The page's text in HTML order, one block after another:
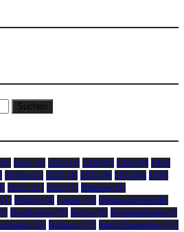
(6) 1911 (5) 1912 (5) 1928 (6) 1950 (8) 1953
1970er(5) 1971 (4) 1972 (9) 1974 (6) 1976
2021 (21) 2022 (7) Bahnhof(4)
Bührke (4) Cramer(5) Dammgartenstraße
Hochbrücke (5) Kirche (5) Kreissparkasse (4)
(10) Rathaus I (7) Sankt Pankratius (11)